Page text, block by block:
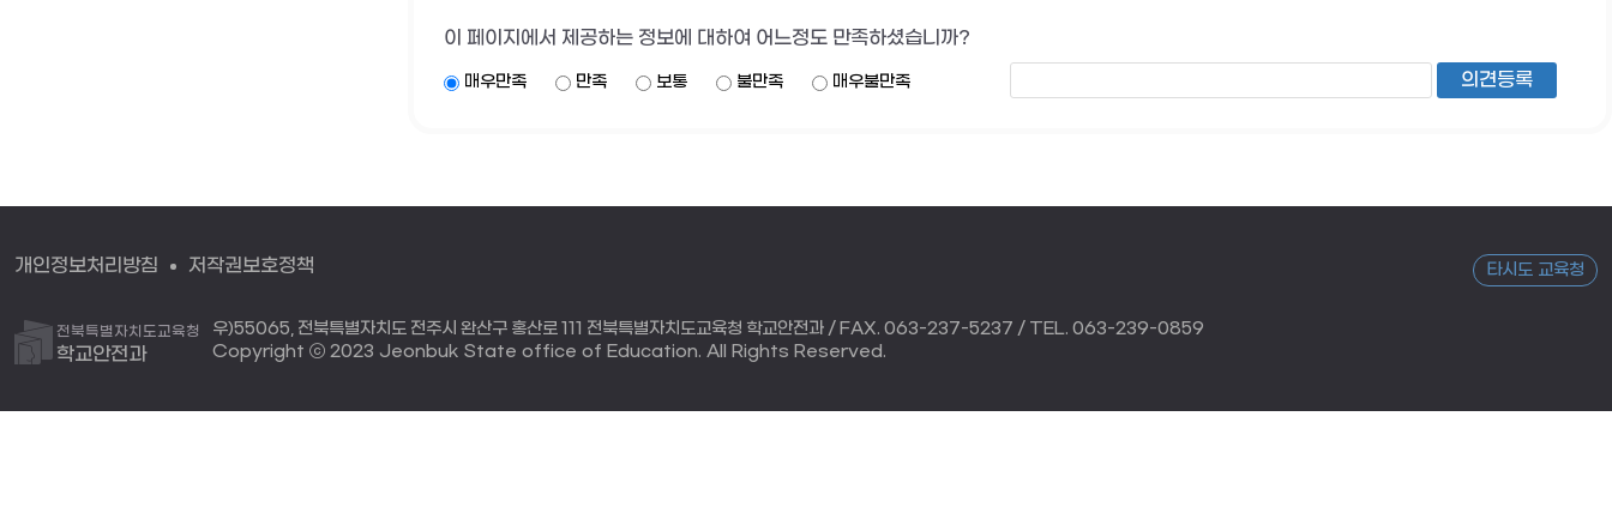
이 페이지에서 제공하는 정보에 대하여 어느정도 만족하셨습니까?
매우만족 만족 보통 불만족 매우불만족
개인정보처리방침 저작권보호정책 타시도 교육청
전북특별자치도교육청
학교안전과
우)55065, 전북특별자치도 전주시 완산구 홍산로 111 전북특별자치도교육청 학교안전과 / FAX. 063-237-5237 / TEL. 063-239-0859
Copyright ⓒ 2023 Jeonbuk State office of Education. All Rights Reserved.